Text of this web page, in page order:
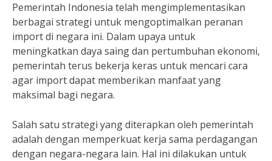
Pemerintah Indonesia telah mengimplementasikan
berbagai strategi untuk mengoptimalkan peranan
import di negara ini. Dalam upaya untuk
meningkatkan daya saing dan pertumbuhan ekonomi,
pemerintah terus bekerja keras untuk mencari cara
agar import dapat memberikan manfaat yang
maksimal bagi negara.
Salah satu strategi yang diterapkan oleh pemerintah
adalah dengan memperkuat kerja sama perdagangan
dengan negara-negara lain. Hal ini dilakukan untuk